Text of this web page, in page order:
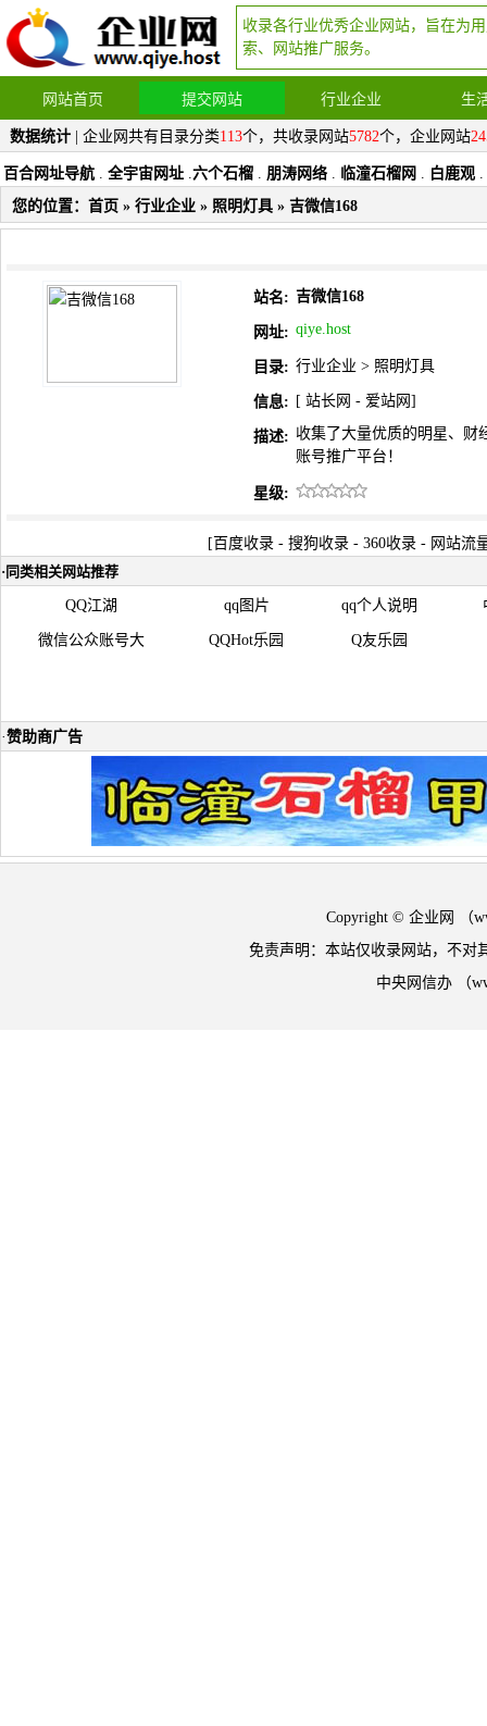
收录各行业优秀企业网站，旨在为
索、网站推广服务。
网站首页 提交网站 行业企业 生
数据统计 | 企业网共有目录分类113个，共收录网站5782个，企业网站
百合网址导航 . 全宇宙网址 .六个石榴 . 朋涛网络 . 临潼石榴网 . 白鹿观 .
您的位置： 首页 » 行业企业 » 照明灯具 » 吉微信168
站名: 吉微信168
网址: qiye.host
目录: 行业企业 > 照明灯具
信息: [ 站长网 - 爱站网 ]
描述: 收集了大量优质的明星、财
账号推广平台！
星级:
[ 百度收录 - 搜狗收录 - 360收录 - 网站流
· 同类相关网站推荐
QQ江湖 qq图片 qq个人说明
微信公众账号大 QQHot乐园 Q友乐园
·赞助商广告
Copyright © 企业网 （
免责声明：本站仅收录网站，不对
中央网信办 （